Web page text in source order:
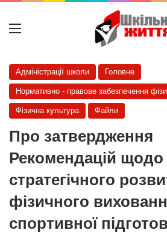
Меню
Адміністрації школи Головне
Нормативно - правове забезпечення
Фізична культура Файли
Про затвердження
Рекомендацій щодо
стратегічного
фізичного
спортивної